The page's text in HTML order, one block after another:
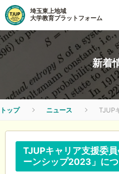
埼玉東上地域
大学教育プラットフォーム
新着
トップ ニュース TJUP
TJUPキャリア支援委
ーンシップ2023」につ